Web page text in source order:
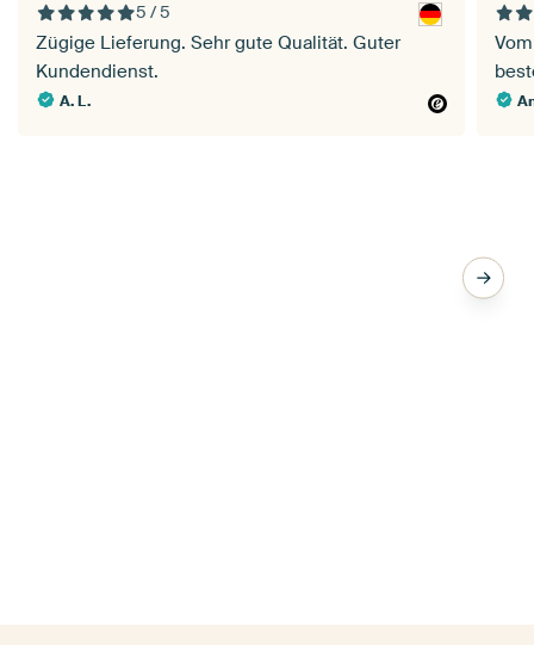
5 / 5
Zügige Lieferung. Sehr gute Qualität. Guter
Kundendienst.
A. L.